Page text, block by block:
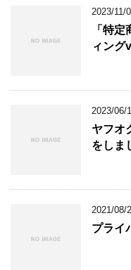
2023/11/
「特
ィング
2023/06/
ヤフオ
をしま
2021/08/
プライ